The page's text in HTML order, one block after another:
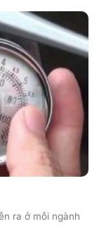
ra ở mỗi ngành